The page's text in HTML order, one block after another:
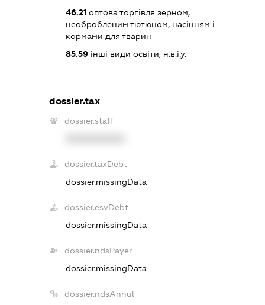
46.21 оптова торгівля зерном,
необробленим тютюном, насінням і
кормами для тварин
85.59 інші види освіти, н.в.і.у.
dossier.tax
dossier.staff
dossier.taxDebt
dossier.missingData
dossier.esvDebt
dossier.missingData
dossier.ndsPayer
dossier.missingData
dossier.ndsAnnul